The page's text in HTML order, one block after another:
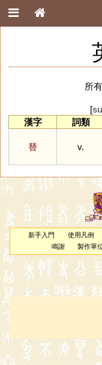
所
[
漢字
詞類
替 v.
新手入門 使用凡例
鳴謝
製作單